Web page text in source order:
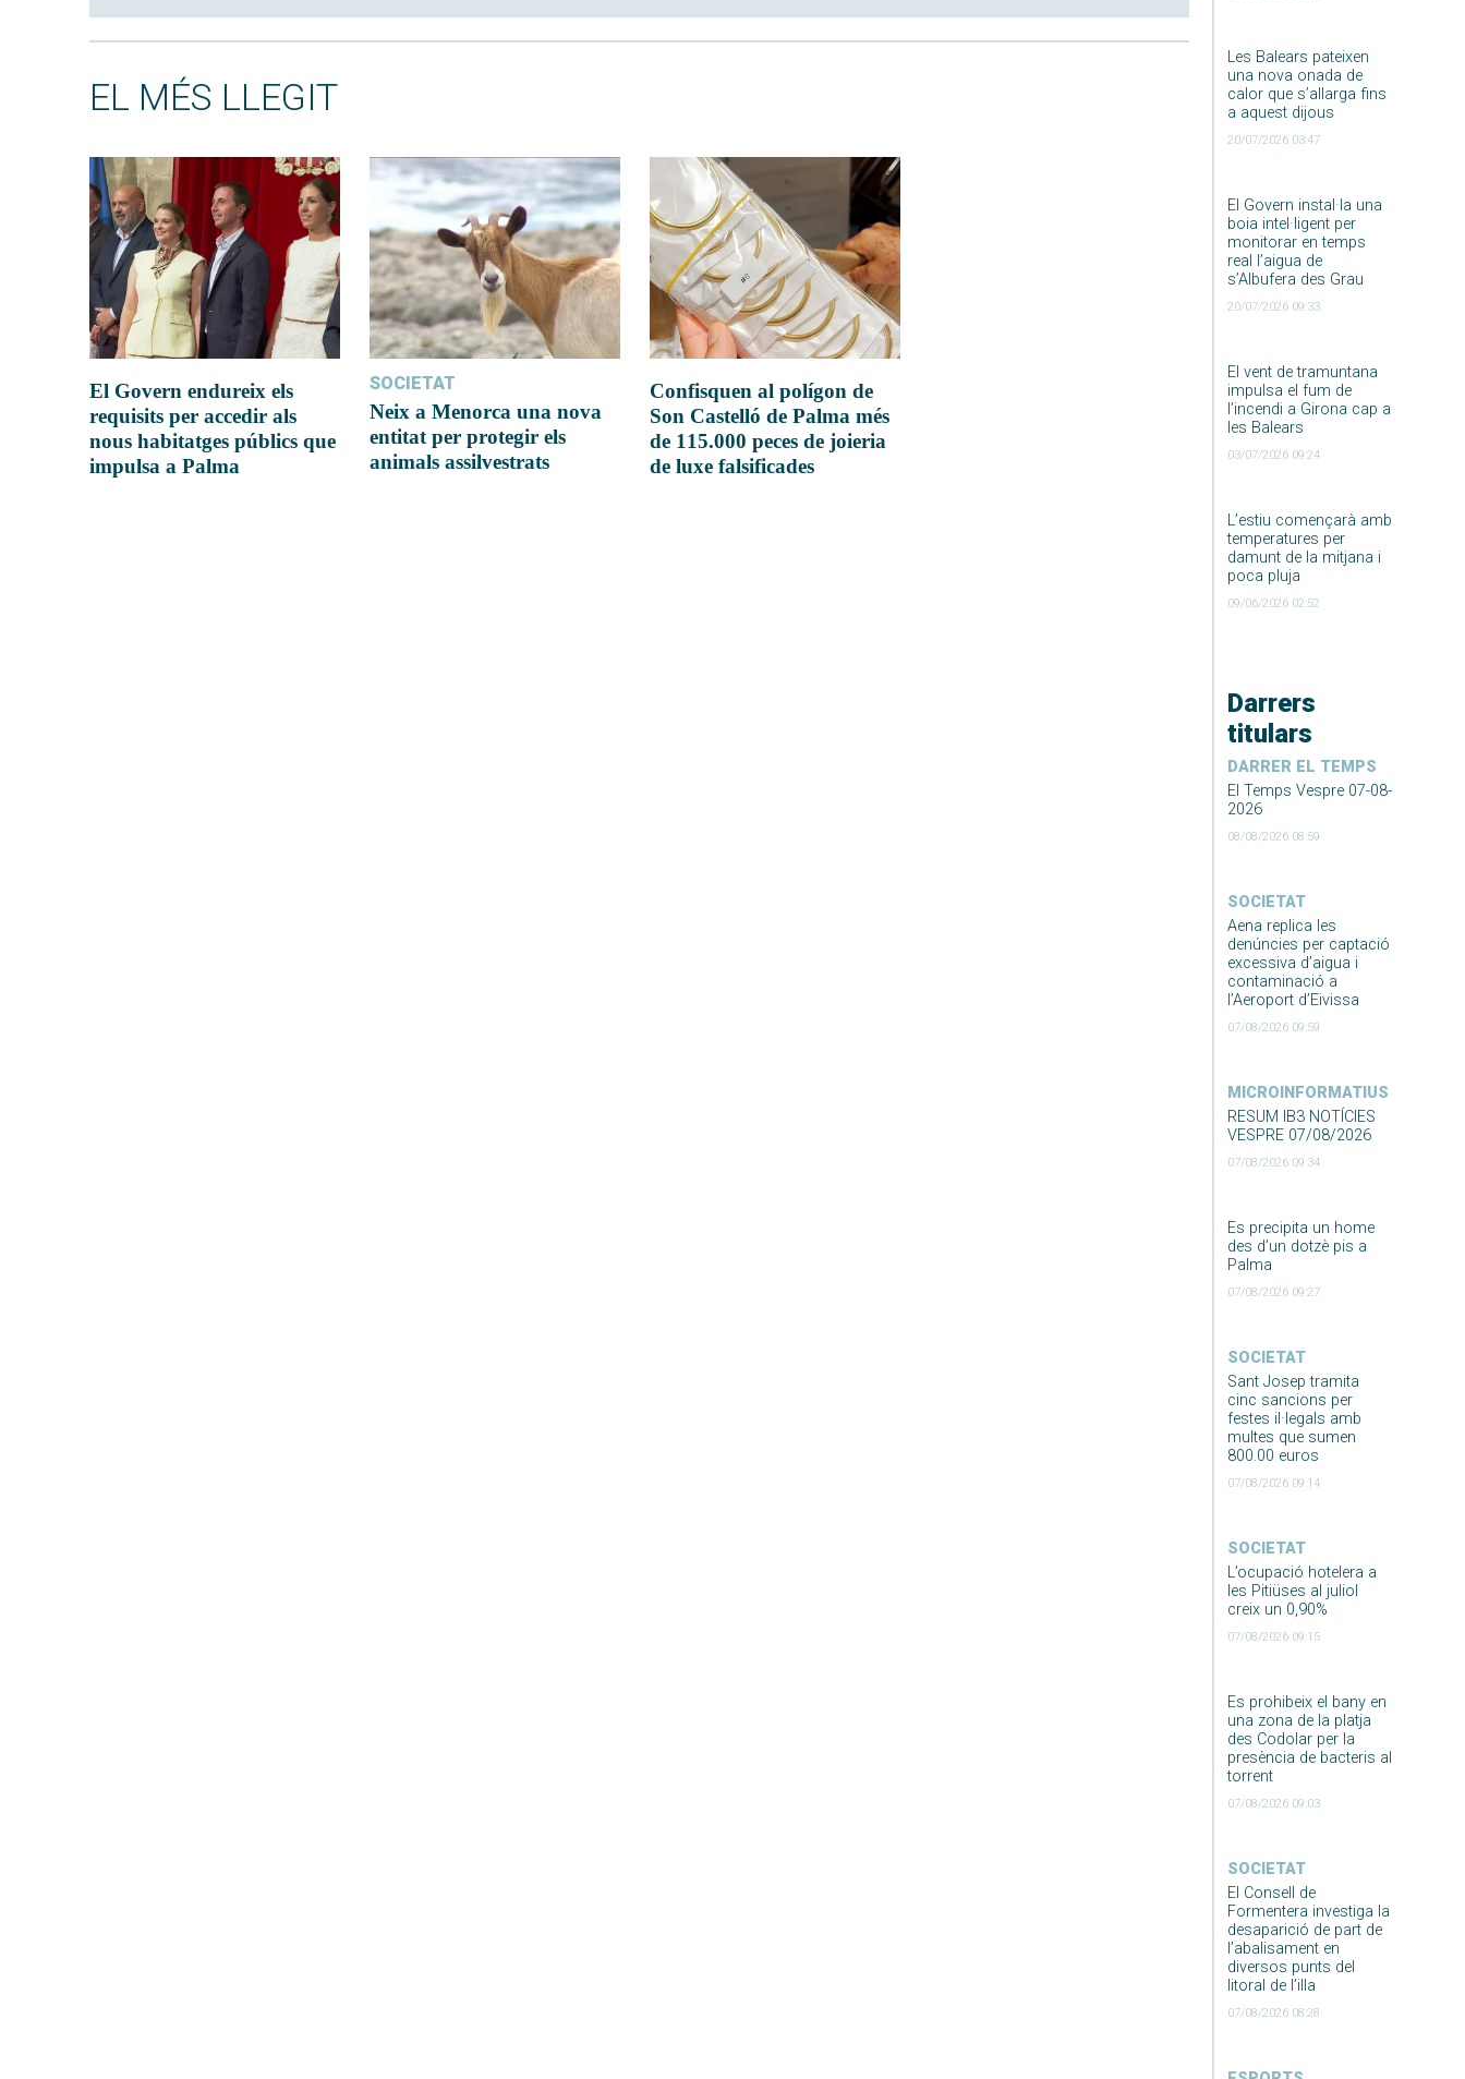
Les Balears pateixen
una nova onada de
calor que s’allarga fins
a aquest dijous
20/07/2026 03:47
El Govern instal·la una
boia intel·ligent per
monitorar en temps
real l’aigua de
s’Albufera des Grau
20/07/2026 09:33
El vent de tramuntana
impulsa el fum de
l’incendi a Girona cap a
les Balears
03/07/2026 09:24
L’estiu començarà amb
temperatures per
damunt de la mitjana i
poca pluja
09/06/2026 02:52
Darrers
titulars
DARRER EL TEMPS
El Temps Vespre 07-08-
2026
08/08/2026 08:59
SOCIETAT
Aena replica les
denúncies per captació
excessiva d’aigua i
contaminació a
l’Aeroport d’Eivissa
07/08/2026 09:59
MICROINFORMATIUS
RESUM IB3 NOTÍCIES
VESPRE 07/08/2026
07/08/2026 09:34
Es precipita un home
des d’un dotzè pis a
Palma
07/08/2026 09:27
SOCIETAT
Sant Josep tramita
cinc sancions per
festes il·legals amb
multes que sumen
800.00 euros
07/08/2026 09:14
SOCIETAT
L’ocupació hotelera a
les Pitiüses al juliol
creix un 0,90%
07/08/2026 09:15
Es prohibeix el bany en
una zona de la platja
des Codolar per la
presència de bacteris al
torrent
07/08/2026 09:03
SOCIETAT
El Consell de
Formentera investiga la
desaparició de part de
l’abalisament en
diversos punts del
litoral de l’illa
07/08/2026 08:28
EL MÉS LLEGIT
El Govern endureix els
requisits per accedir als
nous habitatges públics que
impulsa a Palma
SOCIETAT
Neix a Menorca una nova
entitat per protegir els
animals assilvestrats
Confisquen al polígon de
Son Castelló de Palma més
de 115.000 peces de joieria
de luxe falsificades